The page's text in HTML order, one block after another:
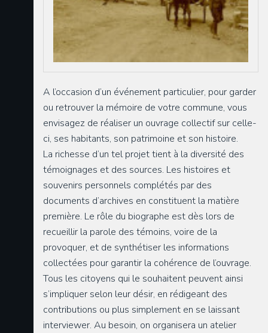
A l’occasion d’un événement particulier, pour garder
ou retrouver la mémoire de votre commune, vous
envisagez de réaliser un ouvrage collectif sur celle-
ci, ses habitants, son patrimoine et son histoire.
La richesse d’un tel projet tient à la diversité des
témoignages et des sources. Les histoires et
souvenirs personnels complétés par des
documents d’archives en constituent la matière
première. Le rôle du biographe est dès lors de
recueillir la parole des témoins, voire de la
provoquer, et de synthétiser les informations
collectées pour garantir la cohérence de l’ouvrage.
Tous les citoyens qui le souhaitent peuvent ainsi
s’impliquer selon leur désir, en rédigeant des
contributions ou plus simplement en se laissant
interviewer. Au besoin, on organisera un atelier